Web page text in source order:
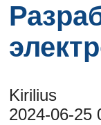
Kirilius
2024-06-25